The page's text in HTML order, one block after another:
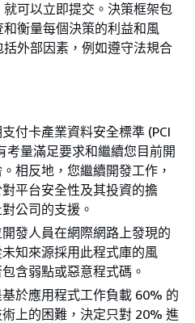
可以立即提交。決策框架包
衡量每個決策的利益和風
外部因素，例如遵守法規合
付卡產業資料安全標準 (PCI
考量滿足要求和繼續您目前開
相反地，您繼續開發工作，
平台安全性及其投資的擔
公司的支援。
發人員在網際網路上發現的
知來源採用此程式庫的風
含弱點或惡意程式碼。
於應用程式工作負載 60% 的
上的困難，決定只對 20% 進